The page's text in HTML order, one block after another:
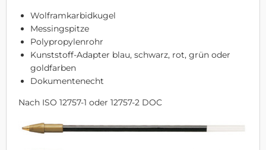
Wolframkarbidkugel
Messingspitze
Polypropylenrohr
Kunststoff-Adapter blau, schwarz, rot, grün oder
goldfarben
Dokumentenecht
Nach ISO 12757-1 oder 12757-2 DOC